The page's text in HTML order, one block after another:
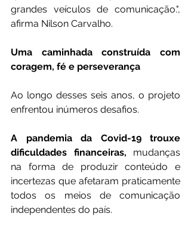
grandes veículos de comunicação.",
afirma Nilson Carvalho.
Uma caminhada construída com
coragem, fé e perseverança
Ao longo desses seis anos, o projeto
enfrentou inúmeros desafios.
A pandemia da Covid-19 trouxe
dificuldades financeiras, mudanças
na forma de produzir conteúdo e
incertezas que afetaram praticamente
todos os meios de comunicação
independentes do país.